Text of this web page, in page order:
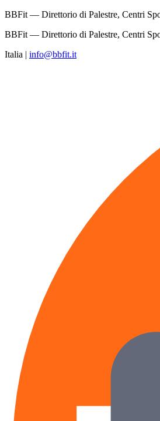
BBFit — Direttorio di Palestre, Centri
BBFit — Direttorio di Palestre, Centri
Italia | info@bbfit.it